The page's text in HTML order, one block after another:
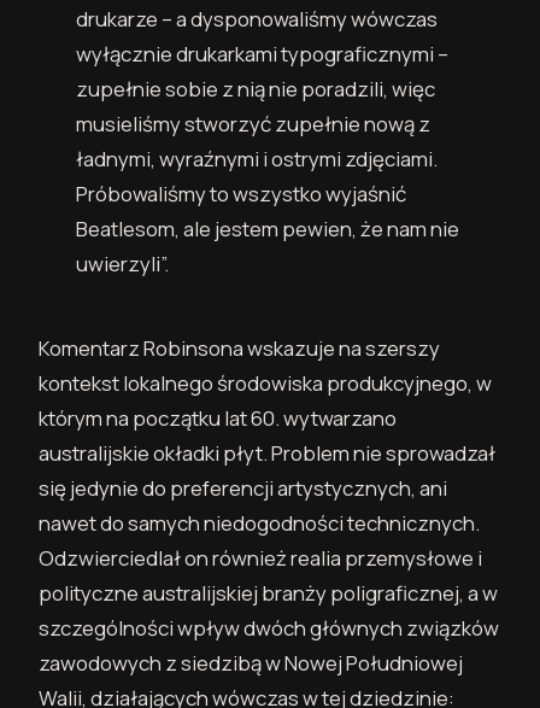
drukarze – a dysponowaliśmy wówczas
wyłącznie drukarkami typograficznymi –
zupełnie sobie z nią nie poradzili, więc
musieliśmy stworzyć zupełnie nową z
ładnymi, wyraźnymi i ostrymi zdjęciami.
Próbowaliśmy to wszystko wyjaśnić
Beatlesom, ale jestem pewien, że nam nie
uwierzyli”.
Komentarz Robinsona wskazuje na szerszy
kontekst lokalnego środowiska produkcyjnego, w
którym na początku lat 60. wytwarzano
australijskie okładki płyt. Problem nie sprowadzał
się jedynie do preferencji artystycznych, ani
nawet do samych niedogodności technicznych.
Odzwierciedlał on również realia przemysłowe i
polityczne australijskiej branży poligraficznej, a w
szczególności wpływ dwóch głównych związków
zawodowych z siedzibą w Nowej Południowej
Walii, działających wówczas w tej dziedzinie: